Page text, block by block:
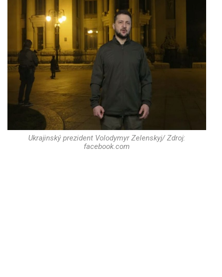
Ukrajinský prezident Volodymyr Zelenskyj/ Zdroj:
facebook.com